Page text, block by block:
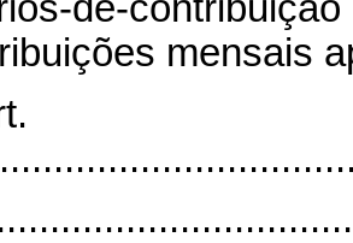
de-
mensais